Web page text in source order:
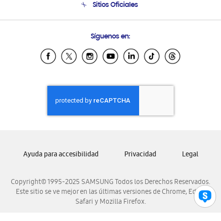
Soporte vía eMail
Sitios Oficiales
Samsung Ecuador
Samsung El Salvador
Samsung Honduras
Samsung Nicaragua
Samsung Panamá
Samsung Venezuela
Síguenos en:
Copyright© 1995-2025 SAMSUNG Todos los Derechos Reservados.
Este sitio se ve mejor en las últimas versiones de Chrome, Edge,
Safari y Mozilla Firefox.
Ayuda para accesibilidad Privacidad Legal